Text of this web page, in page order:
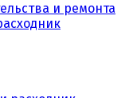
и ремонта